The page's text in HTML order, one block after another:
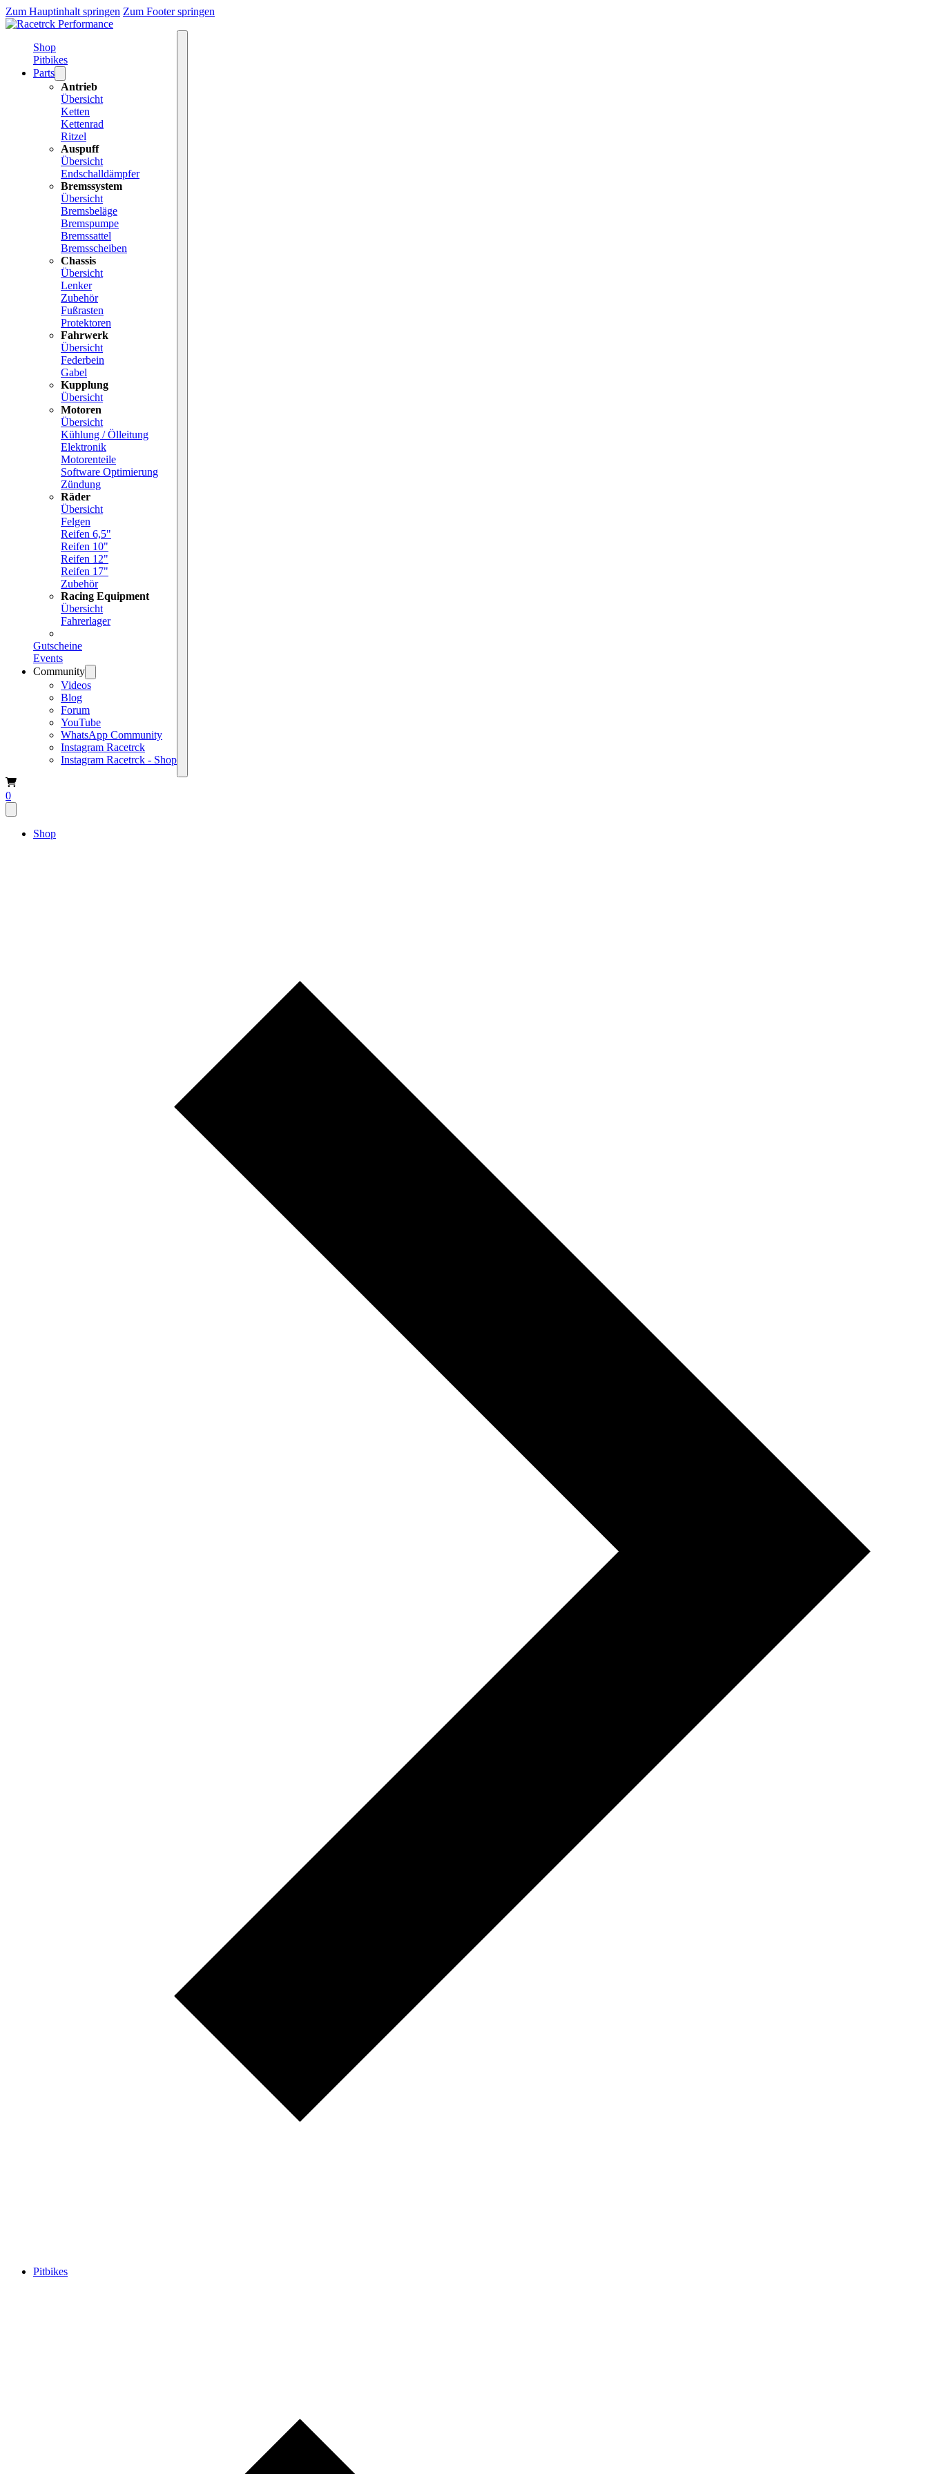
Zum Hauptinhalt springen Zum Footer springen
Shop
Pitbikes
Parts
Antrieb
Übersicht
Ketten
Kettenrad
Ritzel
Auspuff
Übersicht
Endschalldämpfer
Bremssystem
Übersicht
Bremsbeläge
Bremspumpe
Bremssattel
Bremsscheiben
Chassis
Übersicht
Lenker
Zubehör
Fußrasten
Protektoren
Fahrwerk
Übersicht
Federbein
Gabel
Kupplung
Übersicht
Motoren
Übersicht
Kühlung / Ölleitung
Elektronik
Motorenteile
Software Optimierung
Zündung
Räder
Übersicht
Felgen
Reifen 6,5"
Reifen 10"
Reifen 12"
Reifen 17"
Zubehör
Racing Equipment
Übersicht
Fahrerlager
Gutscheine
Events
Community
Videos
Blog
Forum
YouTube
WhatsApp Community
Instagram Racetrck
Instagram Racetrck - Shop
0
Shop
Pitbikes